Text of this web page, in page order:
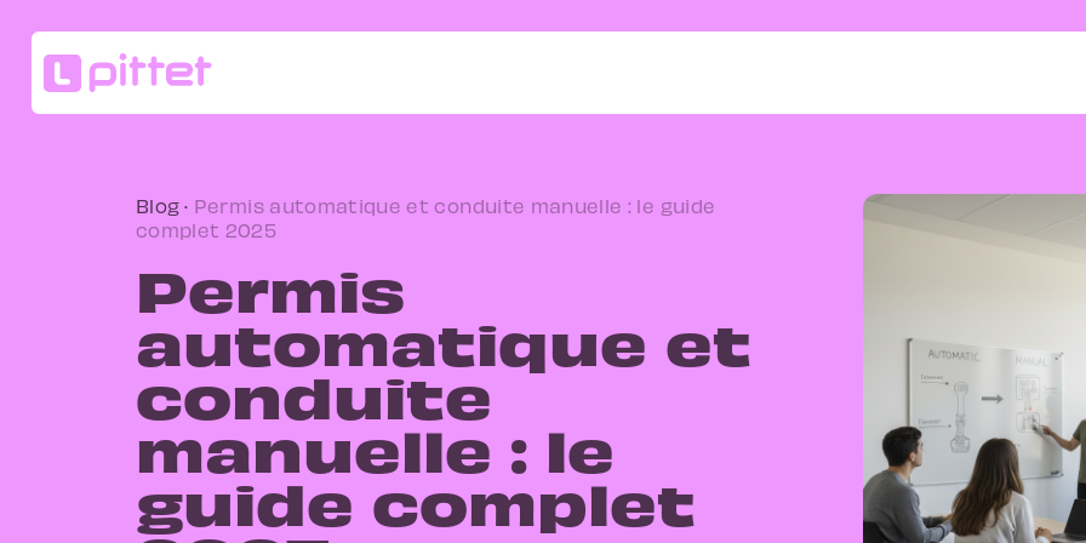
Blog · Permis automatique et conduite manuelle : le guide
complet 2025
Permis
automatique et
conduite
manuelle : le
guide complet